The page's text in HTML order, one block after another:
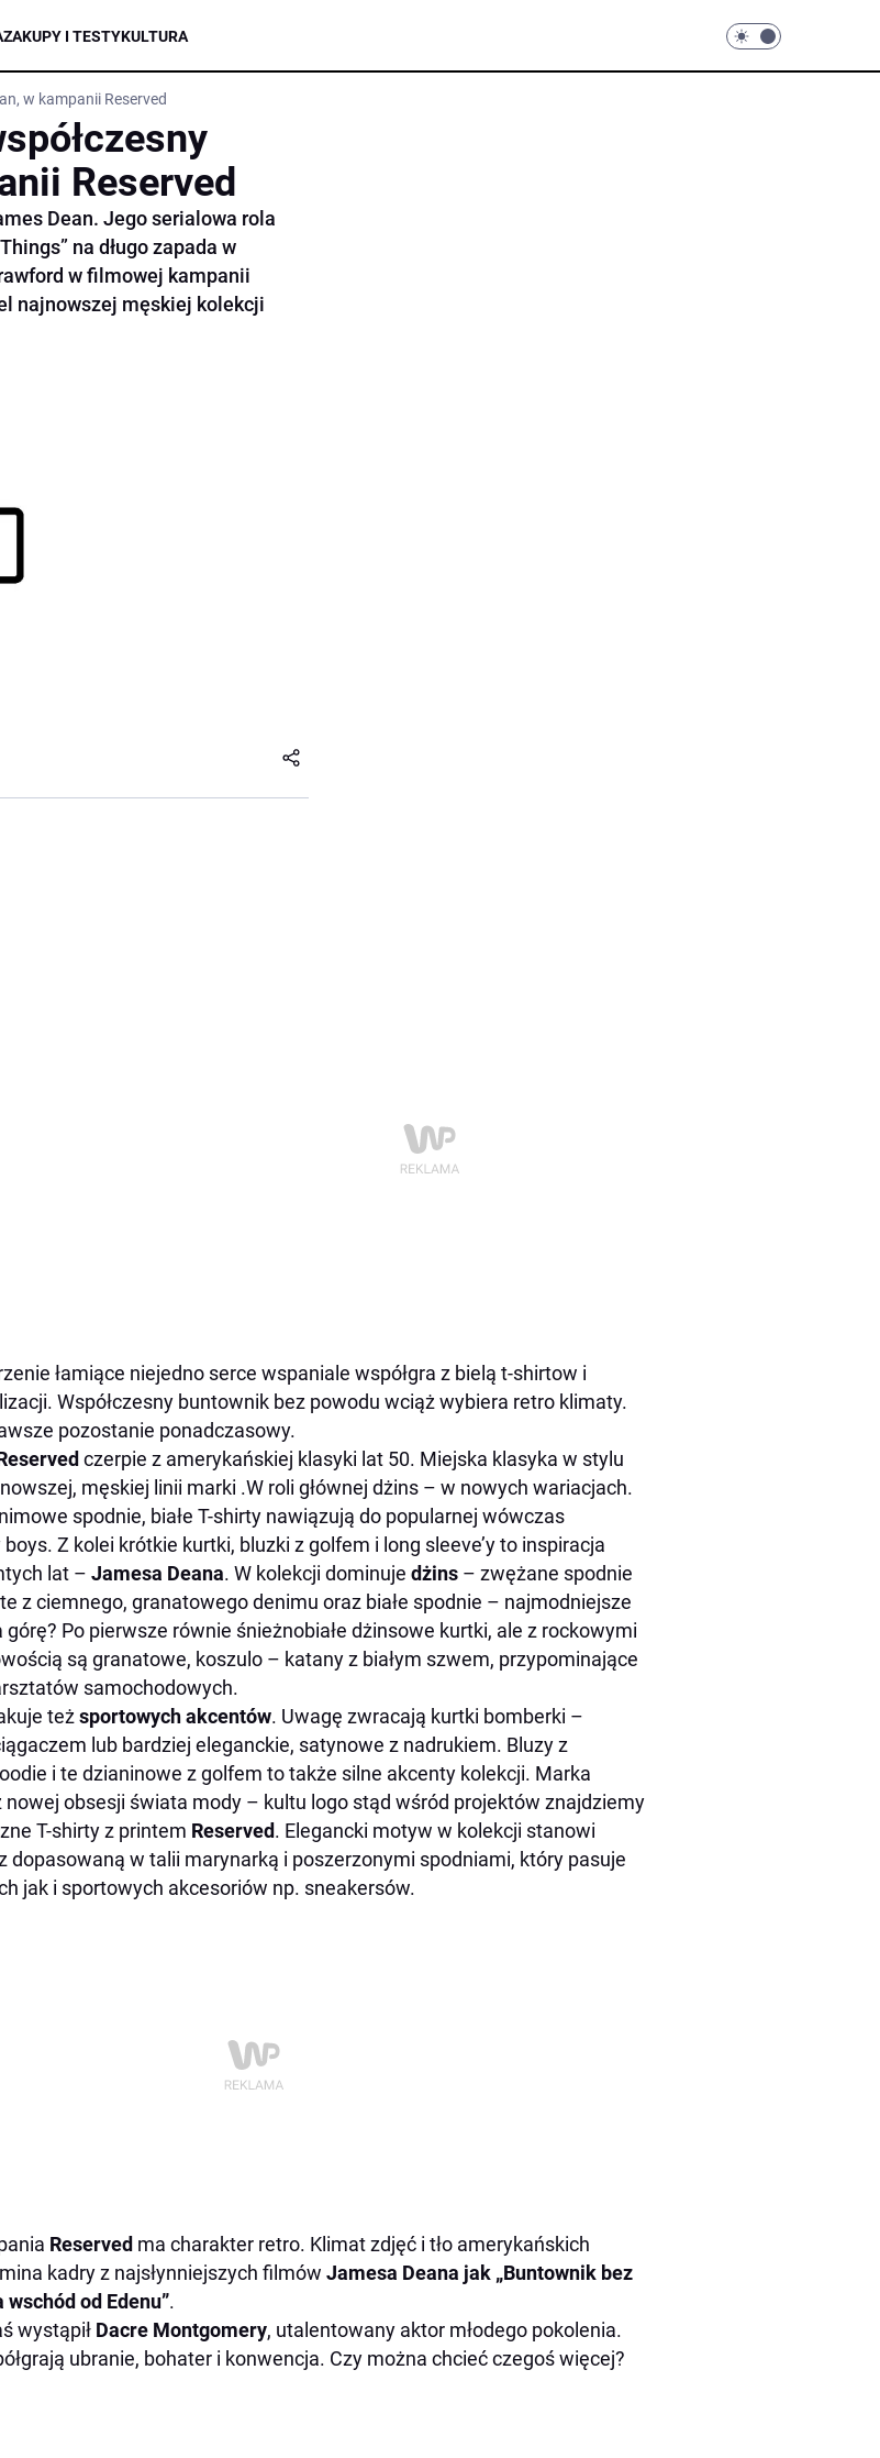
ZAKUPY I TESTYKULTURA
w kampanii Reserved
Reserved
Dean. Jego serialowa rola
na długo zapada w
w filmowej kampanii
najnowszej męskiej kolekcji
łamiące niejedno serce wspaniale współgra z bielą t-shirtow i
Współczesny buntownik bez powodu wciąż wybiera retro klimaty.
pozostanie ponadczasowy.
czerpie z amerykańskiej klasyki lat 50. Miejska klasyka w stylu
męskiej linii marki .W roli głównej dżins – w nowych wariacjach.
spodnie, białe T-shirty nawiązują do popularnej wówczas
Z kolei krótkie kurtki, bluzki z golfem i long sleeve’y to inspiracja
lat – Jamesa Deana. W kolekcji dominuje dżins – zwężane spodnie
z ciemnego, granatowego denimu oraz białe spodnie – najmodniejsze
górę? Po pierwsze równie śnieżnobiałe dżinsowe kurtki, ale z rockowymi
są granatowe, koszulo – katany z białym szwem, przypominające
samochodowych.
teżsportowych akcentów. Uwagę zwracają kurtki bomberki –
lub bardziej eleganckie, satynowe z nadrukiem. Bluzy z
i te dzianinowe z golfem to także silne akcenty kolekcji. Marka
nowej obsesji świata mody – kultu logo stąd wśród projektów znajdziemy
T-shirty z printem Reserved. Elegancki motyw w kolekcji stanowi
dopasowaną w talii marynarką i poszerzonymi spodniami, który pasuje
jak i sportowych akcesoriów np. sneakersów.
Reserved ma charakter retro. Klimat zdjęć i tło amerykańskich
kadry z najsłynniejszych filmów Jamesa Deana jak „Buntownik bez
wschód od Edenu”.
wystąpił Dacre Montgomery, utalentowany aktor młodego pokolenia.
ubranie, bohater i konwencja. Czy można chcieć czegoś więcej?